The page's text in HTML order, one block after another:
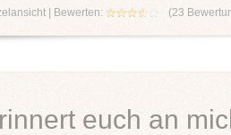
| Bewerten: (23
euch an